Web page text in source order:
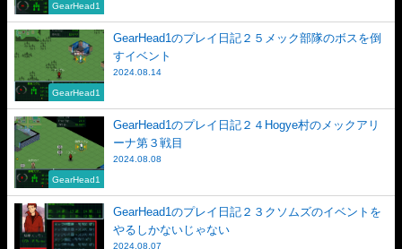
GearHead1
GearHead1
GearHead1のプレイ日記２５メック部隊のボスを倒
すイベント
2024.08.14
GearHead1
GearHead1のプレイ日記２４Hogye村のメックアリ
ーナ第３戦目
2024.08.08
GearHead1のプレイ日記２３クソムズのイベントを
やるしかないじゃない
2024.08.07